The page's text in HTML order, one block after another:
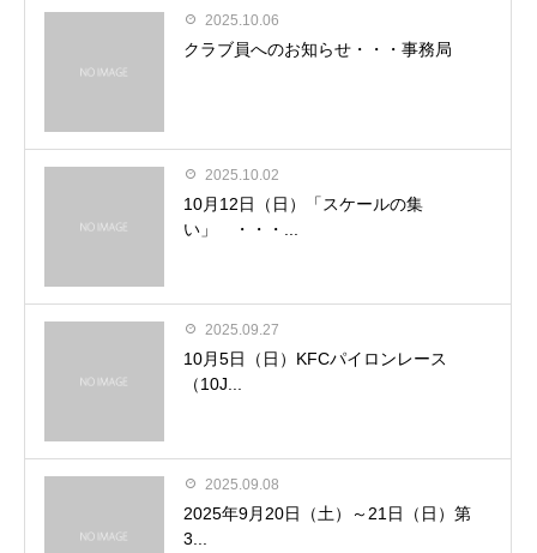
2025.10.06
クラブ員へのお知らせ・・・事務局
2025.10.02
10月12日（日）「スケールの集
い」 ・・・...
2025.09.27
10月5日（日）KFCパイロンレース
（10J...
2025.09.08
2025年9月20日（土）～21日（日）第
3...